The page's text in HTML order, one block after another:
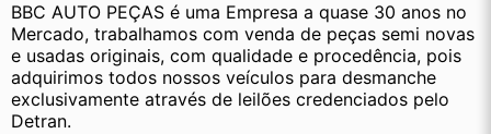
BBC AUTO PEÇAS é uma Empresa a quase 30 anos no
Mercado, trabalhamos com venda de peças semi novas
e usadas originais, com qualidade e procedência, pois
adquirimos todos nossos veículos para desmanche
exclusivamente através de leilões credenciados pelo
Detran.